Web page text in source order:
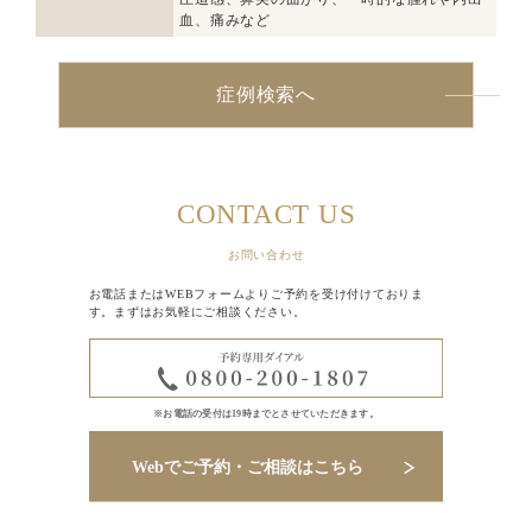
血、痛みなど
症例検索へ
CONTACT US
お問い合わせ
お電話またはWEBフォームよりご予約を受け付けておりま
す。まずはお気軽にご相談ください。
※お電話の受付は19時までとさせていただきます。